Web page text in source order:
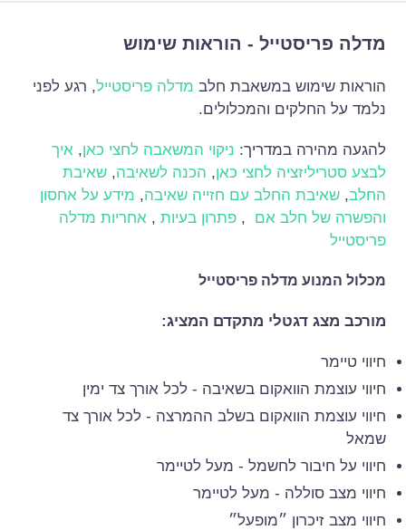
מדלה פריסטייל - הוראות שימוש
הוראות שימוש במשאבת חלב מדלה פריסטייל, רגע לפני
נלמד על החלקים והמכלולים.
להגעה מהירה במדריך: ניקוי המשאבה לחצי כאן, איך
לבצע סטריליזציה לחצי כאן, הכנה לשאיבה,שאיבת
החלב,שאיבת החלב עם חזייה שאיבה, מידע על אחסון
והפשרה של חלב אם
,פתרון בעיות , אחריות מדלה
פריסטייל
מכלול המנוע מדלה פריסטייל
מורכב מצג דגטלי מתקדם המציג:
חיווי טיימר
חיווי עוצמת הוואקום בשאיבה - לכל אורך צד ימין
חיווי עוצמת הוואקום בשלב ההמרצה - לכל אורך צד
שמאל
חיווי על חיבור לחשמל - מעל לטיימר
חיווי מצב סוללה - מעל לטיימר
חיווי מצב זיכרון ״מופעל״